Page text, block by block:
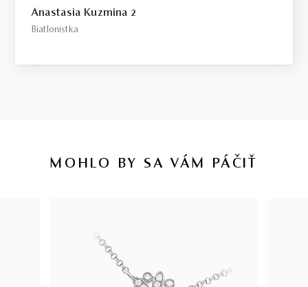
Anastasia Kuzmina 2
Biatlonistka
MOHLO BY SA VÁM PÁČIŤ